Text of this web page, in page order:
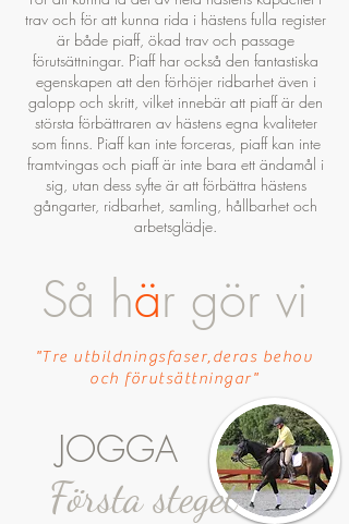
trav och för att kunna rida i hästens fulla register
är både piaff, ökad trav och passage
förutsättningar. Piaff har också den fantastiska
egenskapen att den förhöjer ridbarhet även i
galopp och skritt, vilket innebär att piaff är den
största förbättraren av hästens egna kvaliteter
som finns. Piaff kan inte forceras, piaff kan inte
framtvingas och piaff är inte bara ett ändamål i
sig, utan dess syfte är att förbättra hästens
gångarter, ridbarhet, samling, hållbarhet och
arbetsglädje.
Första steget
JOGGA
Så här gör vi
"Tre utbildningsfaser,deras behov
och förutsättningar"